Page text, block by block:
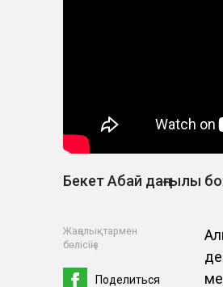
Бекет Абай даңғылы
Жаңалықтармен
бөлісіңіз
Поделиться